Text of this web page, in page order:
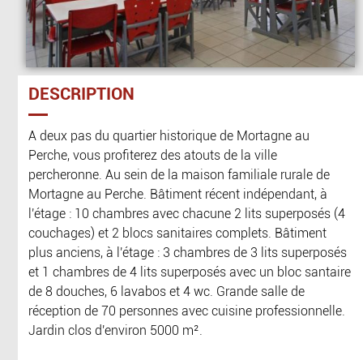
DESCRIPTION
A deux pas du quartier historique de Mortagne au
Perche, vous profiterez des atouts de la ville
percheronne. Au sein de la maison familiale rurale de
Mortagne au Perche. Bâtiment récent indépendant, à
l'étage : 10 chambres avec chacune 2 lits superposés (4
couchages) et 2 blocs sanitaires complets. Bâtiment
plus anciens, à l'étage : 3 chambres de 3 lits superposés
et 1 chambres de 4 lits superposés avec un bloc santaire
de 8 douches, 6 lavabos et 4 wc. Grande salle de
réception de 70 personnes avec cuisine professionnelle.
Jardin clos d'environ 5000 m².